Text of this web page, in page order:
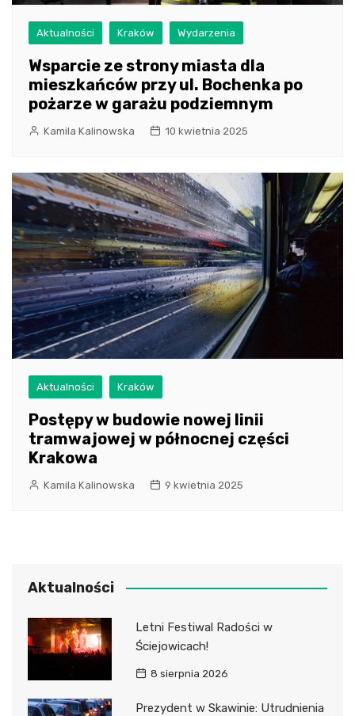
Aktualności Kraków Wydarzenia
Wsparcie ze strony miasta dla
mieszkańców przy ul. Bochenka po
pożarze w garażu podziemnym
Kamila Kalinowska 10 kwietnia 2025
Aktualności Kraków
Postępy w budowie nowej linii
tramwajowej w północnej części
Krakowa
Kamila Kalinowska 9 kwietnia 2025
Aktualności
Letni Festiwal Radości w
Ściejowicach!
8 sierpnia 2026
Prezydent w Skawinie: Utrudnienia